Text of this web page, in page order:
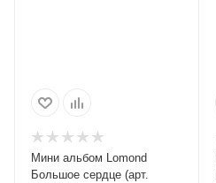
Мини альбом Lomond
Большое сердце (арт.